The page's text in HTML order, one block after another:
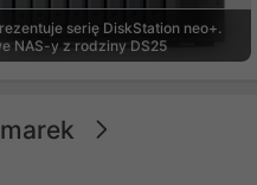
serię DiskStation neo+.
NAS-y z rodziny DS25